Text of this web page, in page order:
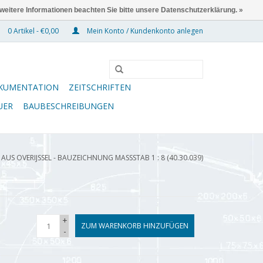
0 Artikel - €0,00 Mein Konto / Kundenkonto anlegen
ZEITSCHRIFTEN
BAUBESCHREIBUNGEN
OVERIJSSEL - BAUZEICHNUNG MASSSTAB 1 : 8 (40.30.039)
+
-
ZUM WARENKORB HINZUFÜGEN
Informationen beachten Sie bitte unsere Datenschutzerklärung. »